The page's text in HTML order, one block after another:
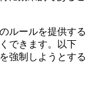
ルールを提供する
できます。以下
強制しようとする